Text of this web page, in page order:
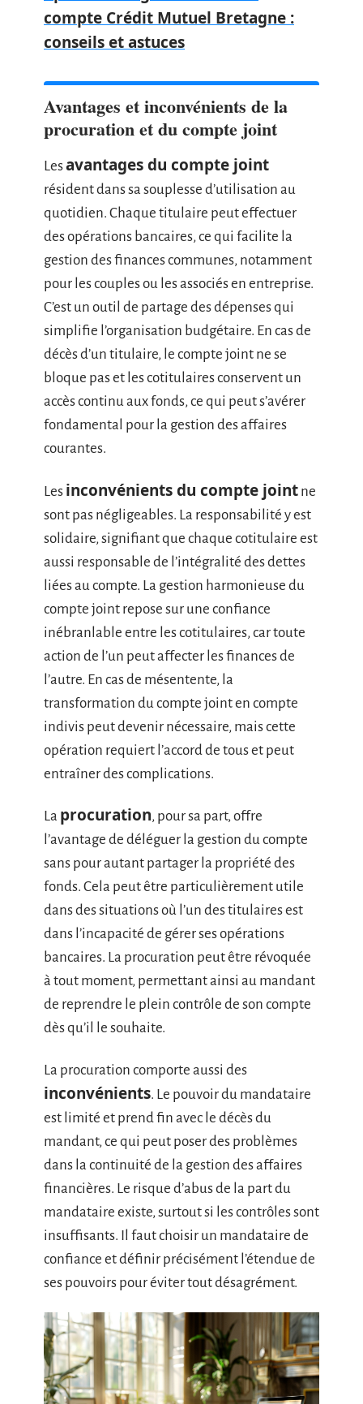
compte Crédit Mutuel Bretagne :
conseils et astuces
Avantages et inconvénients de la
procuration et du compte joint
Lesavantages du compte joint
résident dans sa souplesse d’utilisation au
quotidien. Chaque titulaire peut effectuer
des opérations bancaires, ce qui facilite la
gestion des finances communes, notamment
pour les couples ou les associés en entreprise.
C’est un outil de partage des dépenses qui
simplifie l’organisation budgétaire. En cas de
décès d’un titulaire, le compte joint ne se
bloque pas et les cotitulaires conservent un
accès continu aux fonds, ce qui peut s’avérer
fondamental pour la gestion des affaires
courantes.
Les inconvénients du compte joint ne
sont pas négligeables. La responsabilité y est
solidaire, signifiant que chaque cotitulaire est
aussi responsable de l’intégralité des dettes
liées au compte. La gestion harmonieuse du
compte joint repose sur une confiance
inébranlable entre les cotitulaires, car toute
action de l’un peut affecter les finances de
l’autre. En cas de mésentente, la
transformation du compte joint en compte
indivis peut devenir nécessaire, mais cette
opération requiert l’accord de tous et peut
entraîner des complications.
La procuration, pour sa part, offre
l’avantage de déléguer la gestion du compte
sans pour autant partager la propriété des
fonds. Cela peut être particulièrement utile
dans des situations où l’un des titulaires est
dans l’incapacité de gérer ses opérations
bancaires. La procuration peut être révoquée
à tout moment, permettant ainsi au mandant
de reprendre le plein contrôle de son compte
dès qu’il le souhaite.
La procuration comporte aussi des
inconvénients. Le pouvoir du mandataire
est limité et prend fin avec le décès du
mandant, ce qui peut poser des problèmes
dans la continuité de la gestion des affaires
financières. Le risque d’abus de la part du
mandataire existe, surtout si les contrôles sont
insuffisants. Il faut choisir un mandataire de
confiance et définir précisément l’étendue de
ses pouvoirs pour éviter tout désagrément.